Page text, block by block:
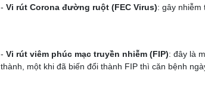
-Vi rút Corona đường ruột (FEC Virus): gây nhiễm
-Vi rút viêm phúc mạc truyền nhiễm (FIP): đây là
thành, một khi đã biến đổi thành FIP thì căn bệnh